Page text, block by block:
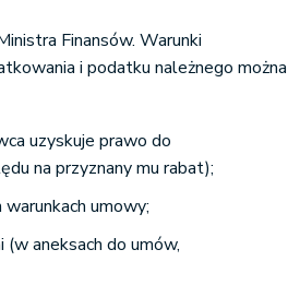
Finansów. Warunki
i podatku należnego można
uzyskuje prawo do
na przyznany mu rabat);
umowy;
aneksach do umów,